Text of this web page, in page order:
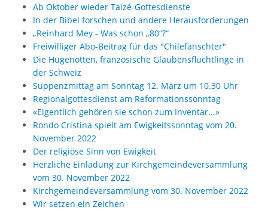
Ab Oktober wieder Taizé-Gottesdienste
In der Bibel forschen und andere Herausforderungen
„Reinhard Mey - Was schon „80“?“
Freiwilliger Abo-Beitrag für das "Chilefänschter"
Die Hugenotten, französische Glaubensflüchtlinge in
der Schweiz
Suppenzmittag am Sonntag 12. März um 10.30 Uhr
Regionalgottesdienst am Reformationssonntag
«Eigentlich gehören sie schon zum Inventar...»
Rondo Cristina spielt am Ewigkeitssonntag vom 20.
November 2022
Der religiöse Sinn von Ewigkeit
Herzliche Einladung zur Kirchgemeindeversammlung
vom 30. November 2022
Kirchgemeindeversammlung vom 30. November 2022
Wir setzen ein Zeichen